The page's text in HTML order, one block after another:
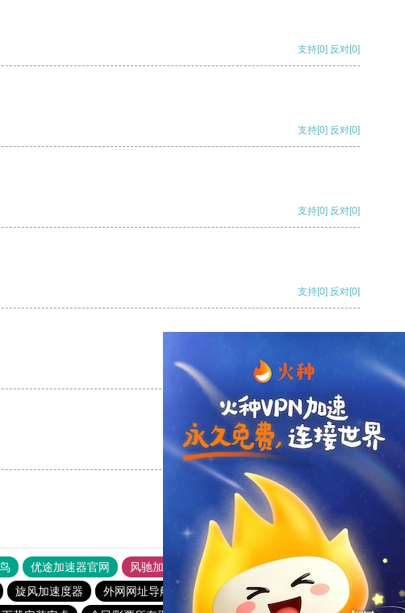
支持[0] 反对[0]
支持[0] 反对[0]
支持[0] 反对[0]
支持[0] 反对[0]
支持
支持 [0] 反对
优途加速器官网 风驰加速器
旋风加速器
旋风加速度器 外网网址导航 软件中心 雷霆加速
狂飙加速器